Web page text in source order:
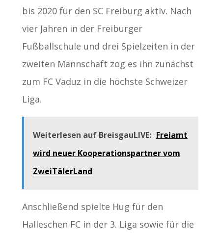
bis 2020 für den SC Freiburg aktiv. Nach
vier Jahren in der Freiburger
Fußballschule und drei Spielzeiten in der
zweiten Mannschaft zog es ihn zunächst
zum FC Vaduz in die höchste Schweizer
Liga.
Weiterlesen auf BreisgauLIVE: Freiamt
wird neuer Kooperationspartner vom
ZweiTälerLand
Anschließend spielte Hug für den
Halleschen FC in der 3. Liga sowie für die